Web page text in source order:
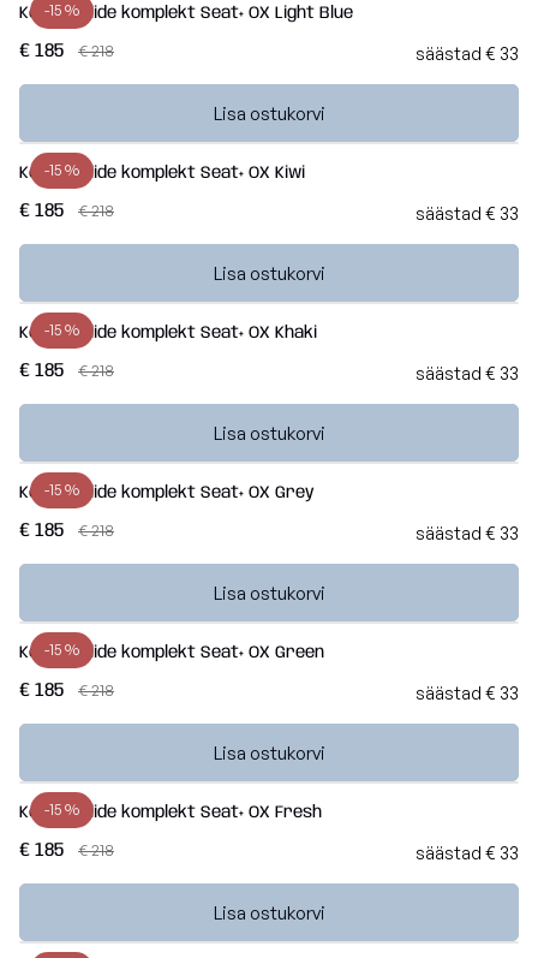
-15 %
Kott-toolide komplekt Seat+ OX Light Blue
€ 185 € 218 säästad € 33
Lisa ostukorvi
-15 %
Kott-toolide komplekt Seat+ OX Kiwi
€ 185 € 218 säästad € 33
Lisa ostukorvi
-15 %
Kott-toolide komplekt Seat+ OX Khaki
€ 185 € 218 säästad € 33
Lisa ostukorvi
-15 %
Kott-toolide komplekt Seat+ OX Grey
€ 185 € 218 säästad € 33
Lisa ostukorvi
-15 %
Kott-toolide komplekt Seat+ OX Green
€ 185 € 218 säästad € 33
Lisa ostukorvi
-15 %
Kott-toolide komplekt Seat+ OX Fresh
€ 185 € 218 säästad € 33
Lisa ostukorvi